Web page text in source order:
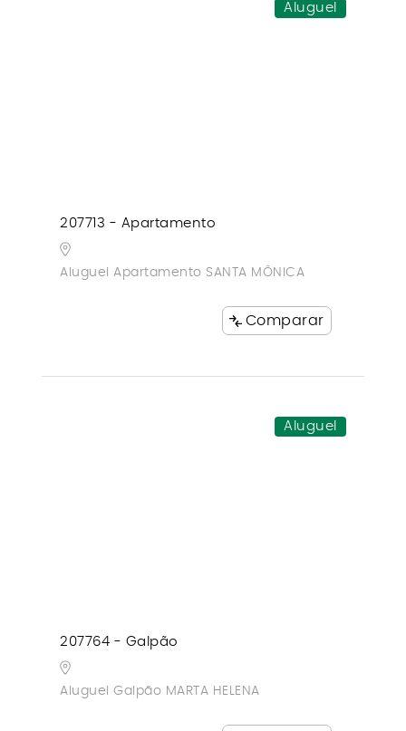
Aluguel
207713 - Apartamento
Aluguel Apartamento SANTA MÔNICA
Comparar
Aluguel
207764 - Galpão
Aluguel Galpão MARTA HELENA